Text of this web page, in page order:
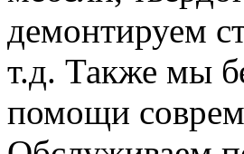
демонтируем
т.д. Также мы
помощи